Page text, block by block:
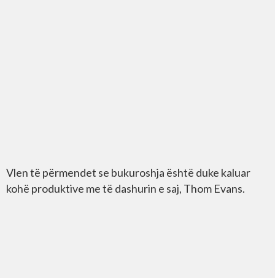
Vlen të përmendet se bukuroshja është duke kaluar
kohë produktive me të dashurin e saj, Thom Evans.